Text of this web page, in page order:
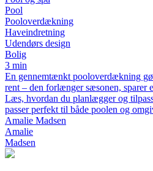
Pool
Pooloverdækning
Haveindretning
Udendørs design
Bolig
3 min
En gennemtænkt pooloverdækning
rent – den forlænger sæsonen, sparer
Læs, hvordan du planlægger og
passer perfekt til både poolen og
Amalie Madsen
Amalie
Madsen